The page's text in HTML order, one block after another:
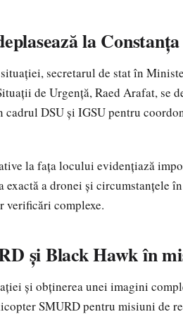
la Constanța
secretarul de stat în
de Urgență, Raed Arafat, se
DSU și IGSU pentru
la fața locului evidențiază
a dronei și circumstanțele
verificări complexe.
și Black Hawk în
și obținerea unei imagini
SMURD pentru misiuni de